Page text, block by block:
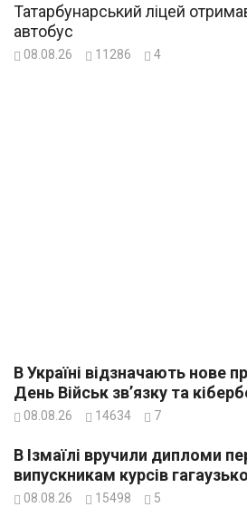
Татарбунарський ліцей
автобус
08.08.26 11286 4
В Україні відзначають нове
День Військ зв’язку та
08.08.26 14634 7
В Ізмаїлі вручили дипломи
випускникам курсів
08.08.26 15498 5